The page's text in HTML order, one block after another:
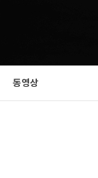
동영상